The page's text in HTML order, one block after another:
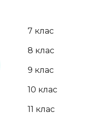
7 клас
8 клас
9 клас
10 клас
11 клас